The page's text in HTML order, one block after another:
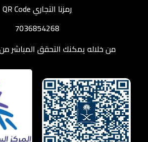
رمزنا التجاري QR Code
7036854268
من خلاله يمكنك التحقق المباشر